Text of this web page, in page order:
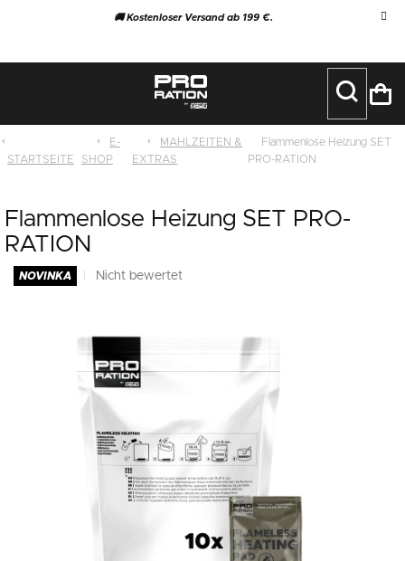
🚚 Kostenloser Versand ab 199 €.
STARTSEITE
E-
SHOP
MAHLZEITEN &
EXTRAS
Flammenlose Heizung SET
PRO-RATION
Flammenlose Heizung SET PRO-
RATION
NOVINKA
Die
von
5
Sternen.
Nicht bewertet